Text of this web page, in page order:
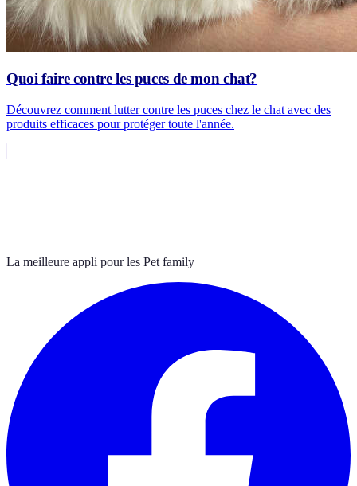
Quoi faire contre les puces de mon chat?
Découvrez comment lutter contre les puces chez le chat avec des
produits efficaces pour protéger toute l'année.
La meilleure appli pour les Pet family